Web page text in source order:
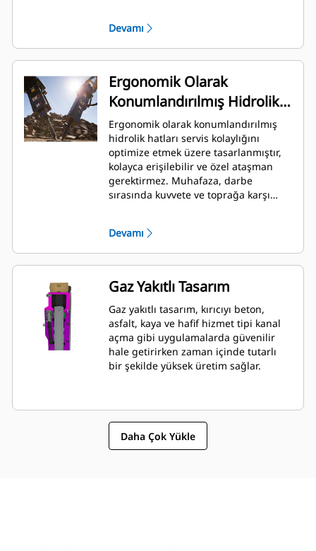
Devamı
Ergonomik Olarak
Konumlandırılmış Hidrolik
Hatları
Ergonomik olarak konumlandırılmış
hidrolik hatları servis kolaylığını
optimize etmek üzere tasarlanmıştır,
kolayca erişilebilir ve özel ataşman
gerektirmez. Muhafaza, darbe
sırasında kuvvete ve toprağa karşı
engellemez. Hidrolik hatları ve arka
kafa basıncı kontrol ve şarj edilebilir.
Makineye monte edilen kırıcı, kırıcının
durumunu hızla izlemeyi mümkün
kılar.
Devamı
Gaz Yakıtlı Tasarım
Gaz yakıtlı tasarım, kırıcıyı beton,
asfalt, kaya ve hafif hizmet tipi kanal
açma gibi uygulamalarda güvenilir
hale getirirken zaman içinde tutarlı
bir şekilde yüksek üretim sağlar.
Daha Çok Yükle